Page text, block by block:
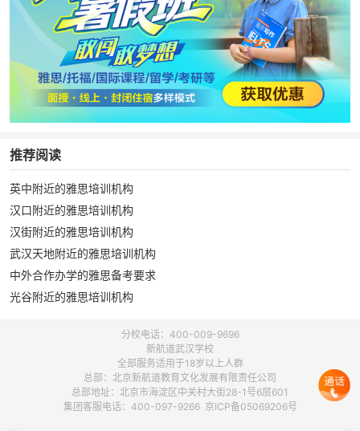
推荐阅读
英中附近的雅思培训机构
汉口附近的雅思培训机构
汉街附近的雅思培训机构
武汉天地附近的雅思培训机构
中外合作办学的雅思备考要求
光谷附近的雅思培训机构
分校电话：400-009-9696
新航道武汉学校
全部服务适用于18岁以上人群
总部：北京新航道教育文化发展有限责任公司
总部地址：北京市海淀区中关村大街28-1号6层601
集团客服电话：400-097-9266 京ICP备05069206号